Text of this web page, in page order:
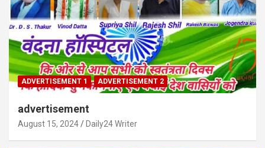
ADVERTISEMENT 1 ADVERTISEMENT 2
advertisement
August 15, 2024 Daily24 Writer